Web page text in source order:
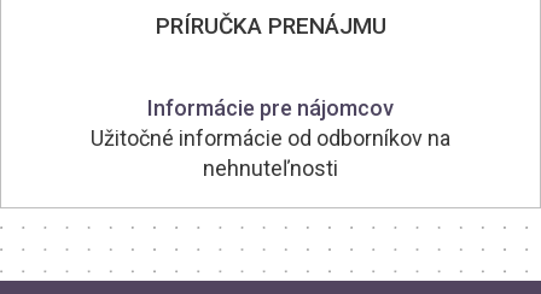
PRÍRUČKA PRENÁJMU
Informácie pre nájomcov
Užitočné informácie od odborníkov na
nehnuteľnosti